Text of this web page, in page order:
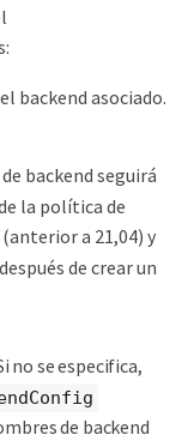
backend asociado.
backend seguirá
la política de
a 21,04) y
de crear un
no se especifica,
de backend